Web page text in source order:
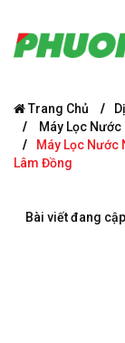
Trang Chủ
Máy Lọc
Máy Lọc Nước
Lâm Đồng
Bài viết đang